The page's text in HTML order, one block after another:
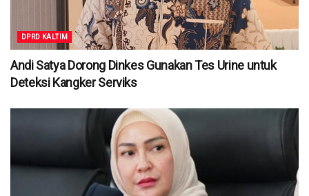
DPRD KALTIM
Andi Satya Dorong Dinkes Gunakan Tes Urine untuk
Deteksi Kangker Serviks